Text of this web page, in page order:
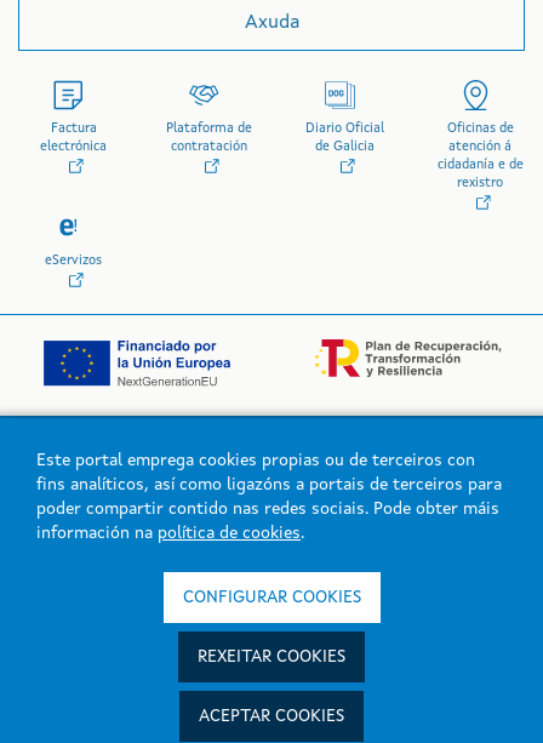
Axuda
Factura
electrónica
Plataforma de
contratación
Diario Oficial
de Galicia
Oficinas de
atención á
cidadanía e de
rexistro
eServizos
Logo da Xunta de Galicia
Este portal emprega cookies propias ou de terceiros con
fins analíticos, así como ligazóns a portais de terceiros para
poder compartir contido nas redes sociais. Pode obter máis
información na política de cookies.
CONFIGURAR COOKIES
REXEITAR COOKIES
ACEPTAR COOKIES